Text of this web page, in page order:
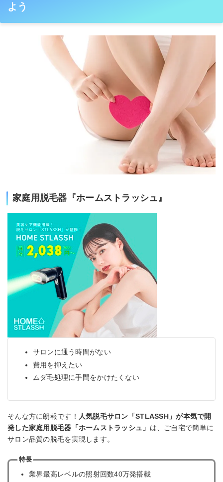
よう
家庭用脱毛器『ホームストラッシュ』
サロンに通う時間がない
費用を抑えたい
ムダ毛処理に手間をかけたくない
そんな方に朗報です！ 人気脱毛サロン「STLASSH」が本気で開
発した家庭用脱毛器「ホームストラッシュ」 は、ご自宅で簡単に
サロン品質の脱毛を実現します。
特長
業界最高レベルの照射回数40万発搭載